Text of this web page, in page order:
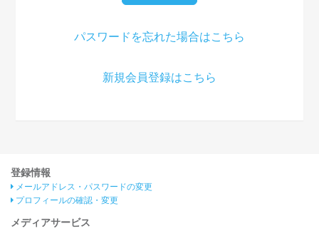
パスワードを忘れた場合はこちら
新規会員登録はこちら
登録情報
メールアドレス・パスワードの変更
プロフィールの確認・変更
メディアサービス